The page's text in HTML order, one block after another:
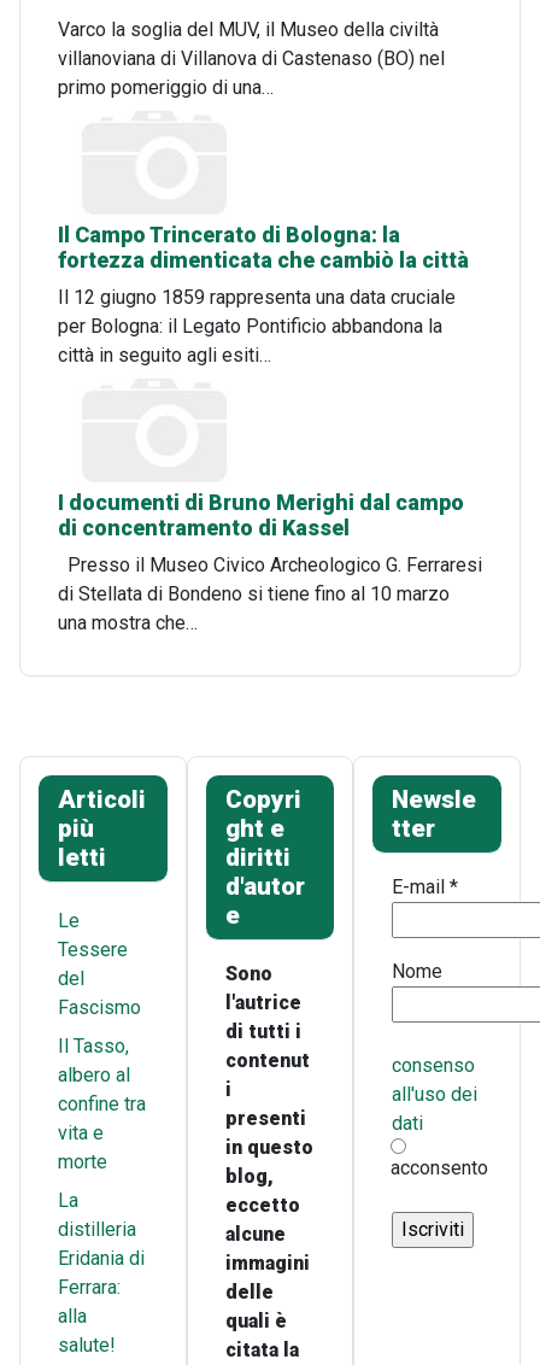
Varco la soglia del MUV, il Museo della civiltà
villanoviana di Villanova di Castenaso (BO) nel
primo pomeriggio di una…
Il Campo Trincerato di Bologna: la
fortezza dimenticata che cambiò la città
Il 12 giugno 1859 rappresenta una data cruciale
per Bologna: il Legato Pontificio abbandona la
città in seguito agli esiti…
I documenti di Bruno Merighi dal campo
di concentramento di Kassel
Presso il Museo Civico Archeologico G. Ferraresi
di Stellata di Bondeno si tiene fino al 10 marzo
una mostra che…
Articoli
più
letti
Le
Tessere
del
Fascismo
Il Tasso,
albero al
confine tra
vita e
morte
La
distilleria
Eridania di
Ferrara:
alla
salute!
Copyri
ght e
diritti
d'autor
e
Sono
l'autrice
di tutti i
contenut
i
presenti
in questo
blog,
eccetto
alcune
immagini
delle
quali è
citata la
Newsle
tter
E-mail*
Nome
consenso
all'uso dei
dati
acconsento